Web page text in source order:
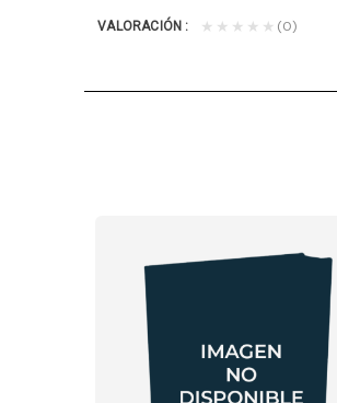
VALORACIÓN ★★★★★ (0)
paz al corazón y seguridad a la vida....